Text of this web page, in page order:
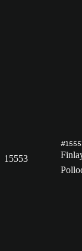
15553